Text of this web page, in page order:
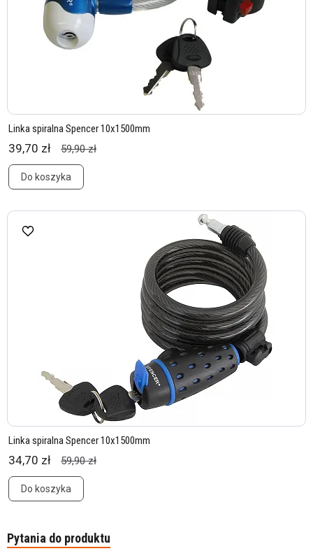
Linka spiralna Spencer 10x1500mm
39,70 zł 59,90 zł
Do koszyka
Linka spiralna Spencer 10x1500mm
34,70 zł 59,90 zł
Do koszyka
Pytania do produktu